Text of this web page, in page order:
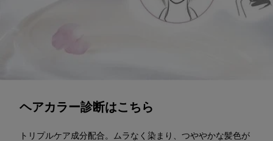
ヘアカラー診断はこちら
トリプルケア成分配合。ムラなく染まり、つややかな髪色が